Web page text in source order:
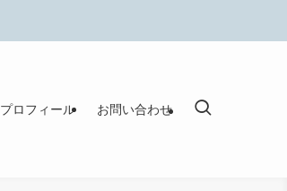
プロフィール お問い合わせ